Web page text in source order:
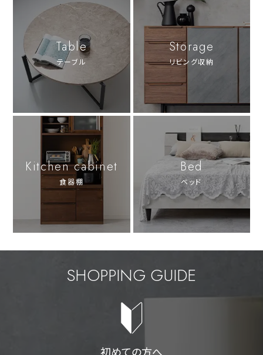
Table
テーブル
Storage
リビング収納
Kitchen cabinet
食器棚
Bed
ベッド
SHOPPING GUIDE
初めての方へ